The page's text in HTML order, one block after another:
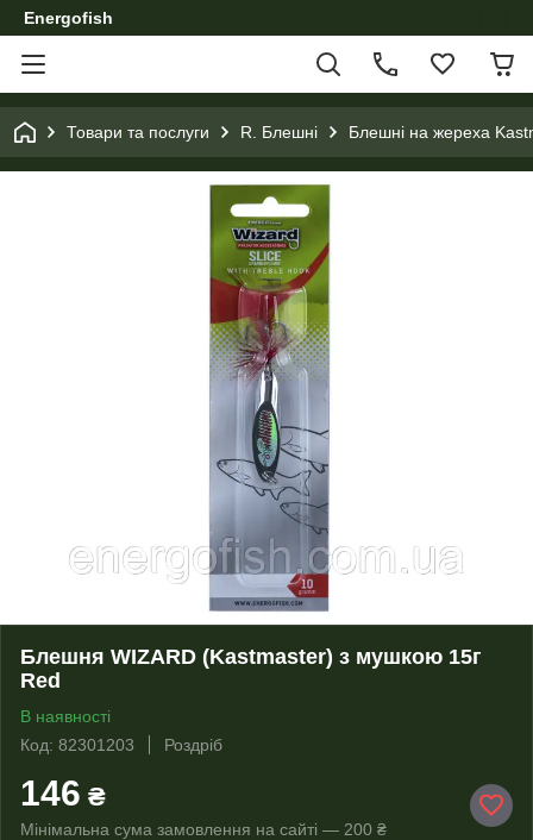
Energofish
Товари та послуги R. Блешні Блешні на жереха
Блешня WIZARD (Kastmaster) з мушкою 15г
Red
В наявності
Код: 82301203
Роздріб
146 ₴
Мінімальна сума замовлення на сайті — 200 ₴